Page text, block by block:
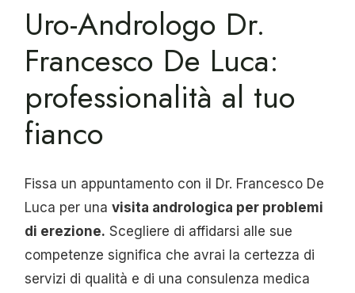
Uro-Andrologo Dr.
Francesco De Luca:
professionalità al tuo
fianco
Fissa un appuntamento con il Dr. Francesco De
Luca per unavisita andrologica per problemi
di erezione. Scegliere di affidarsi alle sue
competenze significa che avrai la certezza di
servizi di qualità e di una consulenza medica